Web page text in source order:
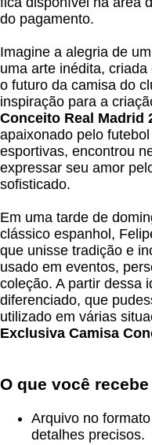
do pagamento.
Imagine a alegria de
uma arte inédita,
o futuro da camisa do
inspiração para a
Conceito Real Madrid
apaixonado pelo
esportivas, encontrou
expressar seu amor
sofisticado.
Em uma tarde de
clássico espanhol,
que unisse tradição e
usado em eventos,
coleção. A partir dessa
diferenciado, que
utilizado em várias
Exclusiva Camisa
O que você
Arquivo no
detalhes precisos.